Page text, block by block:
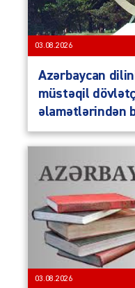
03.08.2026
Azərbaycan
müstəqil
əlamətlərindən
03.08.2026